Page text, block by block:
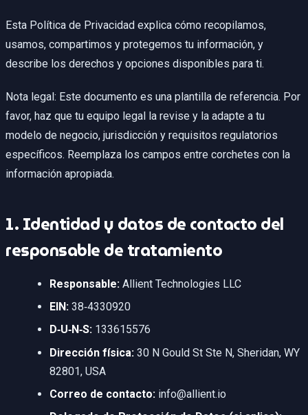
Esta Política de Privacidad explica cómo recopilamos,
usamos, compartimos y protegemos tu información, y
describe los derechos y opciones disponibles para ti.
Nota legal: Este documento es una plantilla de referencia. Por
favor, haz que tu equipo legal la revise y la adapte a tu
modelo de negocio, jurisdicción y requisitos regulatorios
específicos. Reemplaza los campos entre corchetes con la
información apropiada.
1. Identidad y datos de contacto del
responsable de tratamiento
Responsable: Allient Technologies LLC
EIN: 38‑4330920
D‑U‑N‑S: 133615576
Dirección física: 30 N Gould St Ste N, Sheridan, WY
82801, USA
Correo de contacto: info@allient.io